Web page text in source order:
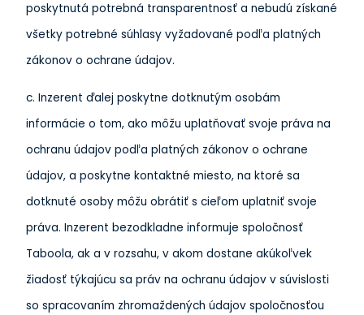
poskytnutá potrebná transparentnosť a nebudú získané
všetky potrebné súhlasy vyžadované podľa platných
zákonov o ochrane údajov.
c. Inzerent ďalej poskytne dotknutým osobám
informácie o tom, ako môžu uplatňovať svoje práva na
ochranu údajov podľa platných zákonov o ochrane
údajov, a poskytne kontaktné miesto, na ktoré sa
dotknuté osoby môžu obrátiť s cieľom uplatniť svoje
práva. Inzerent bezodkladne informuje spoločnosť
Taboola, ak a v rozsahu, v akom dostane akúkoľvek
žiadosť týkajúcu sa práv na ochranu údajov v súvislosti
so spracovaním zhromaždených údajov spoločnosťou